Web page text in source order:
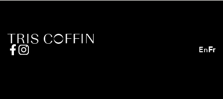
En Fr